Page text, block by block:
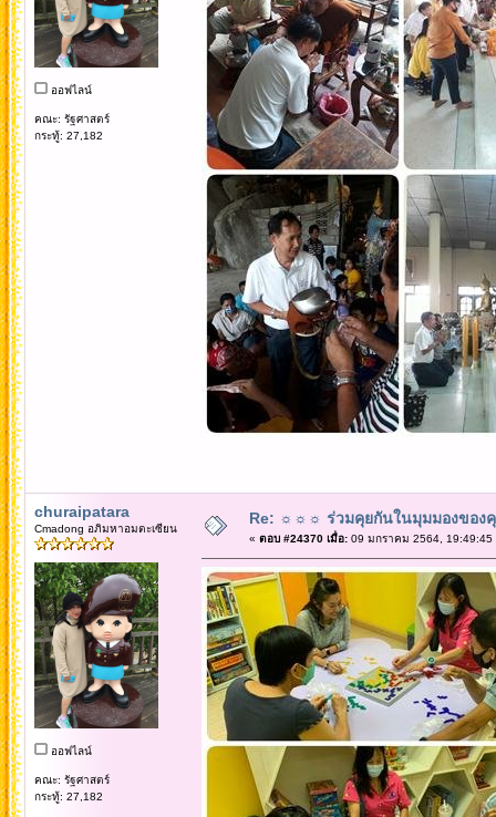
ออฟไลน์
คณะ: รัฐศาสตร์
กระทู้: 27,182
churaipatara
Cmadong อภิมหาอมตะเซียน
ออฟไลน์
คณะ: รัฐศาสตร์
กระทู้: 27,182
Re: ☼☼☼ ร่วมคุยกันในมุมมองของ
« ตอบ #24370 เมื่อ:09 มกราคม 2564, 19:49:45